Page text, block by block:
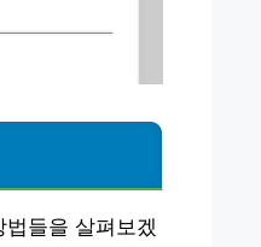
들을 살펴보겠